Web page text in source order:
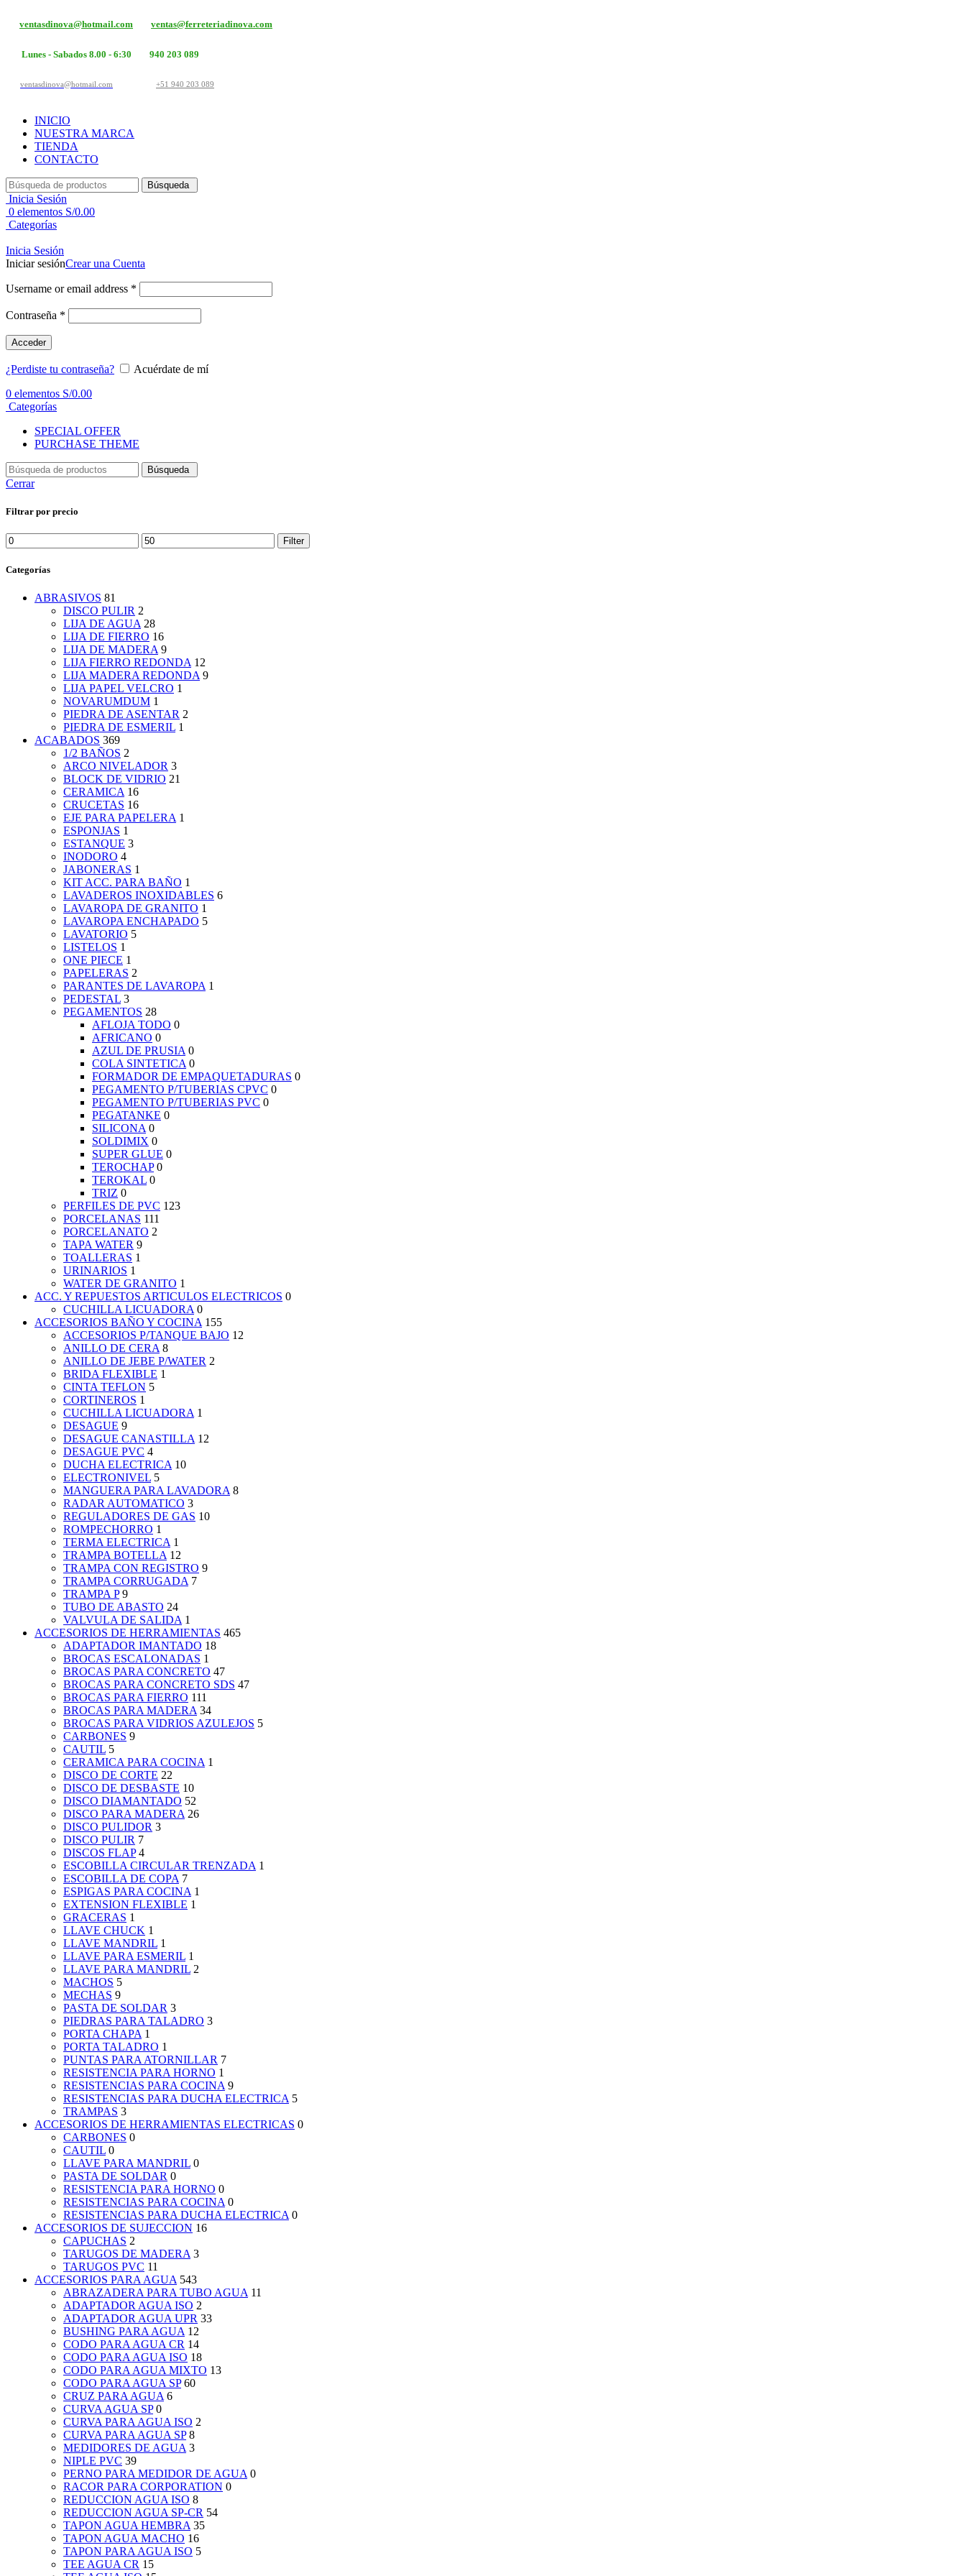
ventasdinova@hotmail.com ventas@ferreteriadinova.com
Lunes - Sabados 8.00 - 6:30 940 203 089
ventasdinova@hotmail.com +51 940 203 089
INICIO
NUESTRA MARCA
TIENDA
CONTACTO
Búsqueda
Inicia Sesión
0 elementos S/0.00
Categorías
Inicia Sesión
Iniciar sesiónCrear una Cuenta
Username or email address *
Contraseña *
Acceder
¿Perdiste tu contraseña?
Acuérdate de mí
0 elementos S/0.00
Categorías
SPECIAL OFFER
PURCHASE THEME
Búsqueda
Cerrar
Filtrar por precio
Min
price
Max
price
Filter
Categorías
ABRASIVOS 81
DISCO PULIR 2
LIJA DE AGUA 28
LIJA DE FIERRO 16
LIJA DE MADERA 9
LIJA FIERRO REDONDA 12
LIJA MADERA REDONDA 9
LIJA PAPEL VELCRO 1
NOVARUMDUM 1
PIEDRA DE ASENTAR 2
PIEDRA DE ESMERIL 1
ACABADOS 369
1/2 BAÑOS 2
ARCO NIVELADOR 3
BLOCK DE VIDRIO 21
CERAMICA 16
CRUCETAS 16
EJE PARA PAPELERA 1
ESPONJAS 1
ESTANQUE 3
INODORO 4
JABONERAS 1
KIT ACC. PARA BAÑO 1
LAVADEROS INOXIDABLES 6
LAVAROPA DE GRANITO 1
LAVAROPA ENCHAPADO 5
LAVATORIO 5
LISTELOS 1
ONE PIECE 1
PAPELERAS 2
PARANTES DE LAVAROPA 1
PEDESTAL 3
PEGAMENTOS 28
AFLOJA TODO 0
AFRICANO 0
AZUL DE PRUSIA 0
COLA SINTETICA 0
FORMADOR DE EMPAQUETADURAS 0
PEGAMENTO P/TUBERIAS CPVC 0
PEGAMENTO P/TUBERIAS PVC 0
PEGATANKE 0
SILICONA 0
SOLDIMIX 0
SUPER GLUE 0
TEROCHAP 0
TEROKAL 0
TRIZ 0
PERFILES DE PVC 123
PORCELANAS 111
PORCELANATO 2
TAPA WATER 9
TOALLERAS 1
URINARIOS 1
WATER DE GRANITO 1
ACC. Y REPUESTOS ARTICULOS ELECTRICOS 0
CUCHILLA LICUADORA 0
ACCESORIOS BAÑO Y COCINA 155
ACCESORIOS P/TANQUE BAJO 12
ANILLO DE CERA 8
ANILLO DE JEBE P/WATER 2
BRIDA FLEXIBLE 1
CINTA TEFLON 5
CORTINEROS 1
CUCHILLA LICUADORA 1
DESAGUE 9
DESAGUE CANASTILLA 12
DESAGUE PVC 4
DUCHA ELECTRICA 10
ELECTRONIVEL 5
MANGUERA PARA LAVADORA 8
RADAR AUTOMATICO 3
REGULADORES DE GAS 10
ROMPECHORRO 1
TERMA ELECTRICA 1
TRAMPA BOTELLA 12
TRAMPA CON REGISTRO 9
TRAMPA CORRUGADA 7
TRAMPA P 9
TUBO DE ABASTO 24
VALVULA DE SALIDA 1
ACCESORIOS DE HERRAMIENTAS 465
ADAPTADOR IMANTADO 18
BROCAS ESCALONADAS 1
BROCAS PARA CONCRETO 47
BROCAS PARA CONCRETO SDS 47
BROCAS PARA FIERRO 111
BROCAS PARA MADERA 34
BROCAS PARA VIDRIOS AZULEJOS 5
CARBONES 9
CAUTIL 5
CERAMICA PARA COCINA 1
DISCO DE CORTE 22
DISCO DE DESBASTE 10
DISCO DIAMANTADO 52
DISCO PARA MADERA 26
DISCO PULIDOR 3
DISCO PULIR 7
DISCOS FLAP 4
ESCOBILLA CIRCULAR TRENZADA 1
ESCOBILLA DE COPA 7
ESPIGAS PARA COCINA 1
EXTENSION FLEXIBLE 1
GRACERAS 1
LLAVE CHUCK 1
LLAVE MANDRIL 1
LLAVE PARA ESMERIL 1
LLAVE PARA MANDRIL 2
MACHOS 5
MECHAS 9
PASTA DE SOLDAR 3
PIEDRAS PARA TALADRO 3
PORTA CHAPA 1
PORTA TALADRO 1
PUNTAS PARA ATORNILLAR 7
RESISTENCIA PARA HORNO 1
RESISTENCIAS PARA COCINA 9
RESISTENCIAS PARA DUCHA ELECTRICA 5
TRAMPAS 3
ACCESORIOS DE HERRAMIENTAS ELECTRICAS 0
CARBONES 0
CAUTIL 0
LLAVE PARA MANDRIL 0
PASTA DE SOLDAR 0
RESISTENCIA PARA HORNO 0
RESISTENCIAS PARA COCINA 0
RESISTENCIAS PARA DUCHA ELECTRICA 0
ACCESORIOS DE SUJECCION 16
CAPUCHAS 2
TARUGOS DE MADERA 3
TARUGOS PVC 11
ACCESORIOS PARA AGUA 543
ABRAZADERA PARA TUBO AGUA 11
ADAPTADOR AGUA ISO 2
ADAPTADOR AGUA UPR 33
BUSHING PARA AGUA 12
CODO PARA AGUA CR 14
CODO PARA AGUA ISO 18
CODO PARA AGUA MIXTO 13
CODO PARA AGUA SP 60
CRUZ PARA AGUA 6
CURVA AGUA SP 0
CURVA PARA AGUA ISO 2
CURVA PARA AGUA SP 8
MEDIDORES DE AGUA 3
NIPLE PVC 39
PERNO PARA MEDIDOR DE AGUA 0
RACOR PARA CORPORATION 0
REDUCCION AGUA ISO 8
REDUCCION AGUA SP-CR 54
TAPON AGUA HEMBRA 35
TAPON AGUA MACHO 16
TAPON PARA AGUA ISO 5
TEE AGUA CR 15